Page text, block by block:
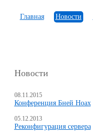
Главная Новости
Новости
08.11.2015
Конференция Бней Ноах
05.12.2013
Реконфигурация сервера